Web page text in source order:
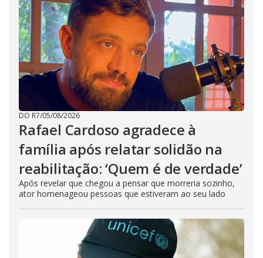
DO R7/05/08/2026
Rafael Cardoso agradece à
família após relatar solidão na
reabilitação: ‘Quem é de verdade’
Após revelar que chegou a pensar que morreria sozinho,
ator homenageou pessoas que estiveram ao seu lado